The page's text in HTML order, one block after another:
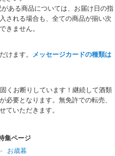
ある商品については、お届け日の指
される場合も、全ての商品が揃い次
きません。
けます。
メッセージカードの種類は
くお断りしています！継続して酒類
必要となります。無免許での転売、
ていただきます。
集ページ
お歳暮